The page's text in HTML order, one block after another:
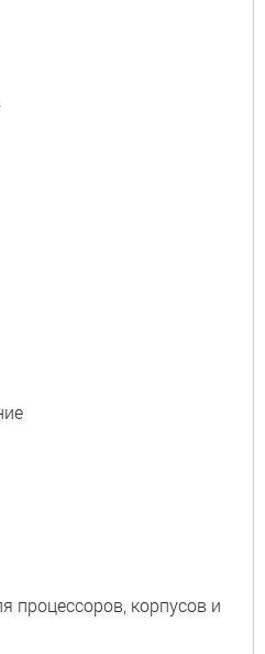
процессоров, корпусов и